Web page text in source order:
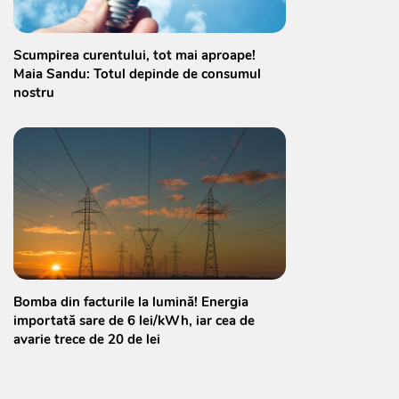
Scumpirea curentului, tot mai aproape!
Maia Sandu: Totul depinde de consumul
nostru
Bomba din facturile la lumină! Energia
importată sare de 6 lei/kWh, iar cea de
avarie trece de 20 de lei